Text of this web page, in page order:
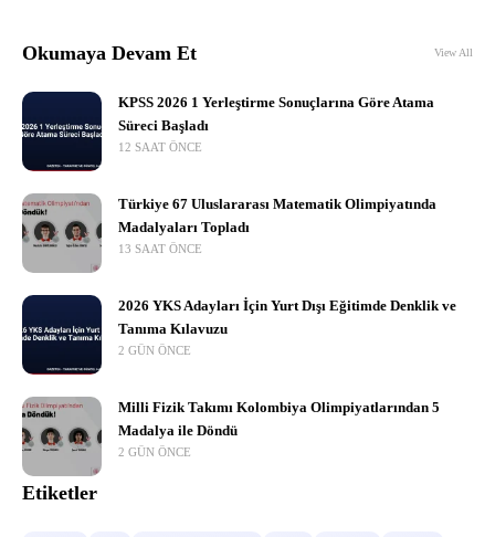
Okumaya Devam Et View All
KPSS 2026 1 Yerleştirme Sonuçlarına Göre Atama
Süreci Başladı
12 SAAT ÖNCE
Türkiye 67 Uluslararası Matematik Olimpiyatında
Madalyaları Topladı
13 SAAT ÖNCE
2026 YKS Adayları İçin Yurt Dışı Eğitimde Denklik ve
Tanıma Kılavuzu
2 GÜN ÖNCE
Milli Fizik Takımı Kolombiya Olimpiyatlarından 5
Madalya ile Döndü
2 GÜN ÖNCE
Etiketler